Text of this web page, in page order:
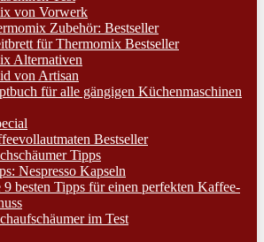
von Vorwerk
Zubehör: Bestseller
für Thermomix Bestseller
Alternativen
von Artisan
für alle gängigen Küchenmaschinen
Bestseller
Tipps
Nespresso Kapseln
9 besten Tipps für einen perfekten Kaffee-
im Test